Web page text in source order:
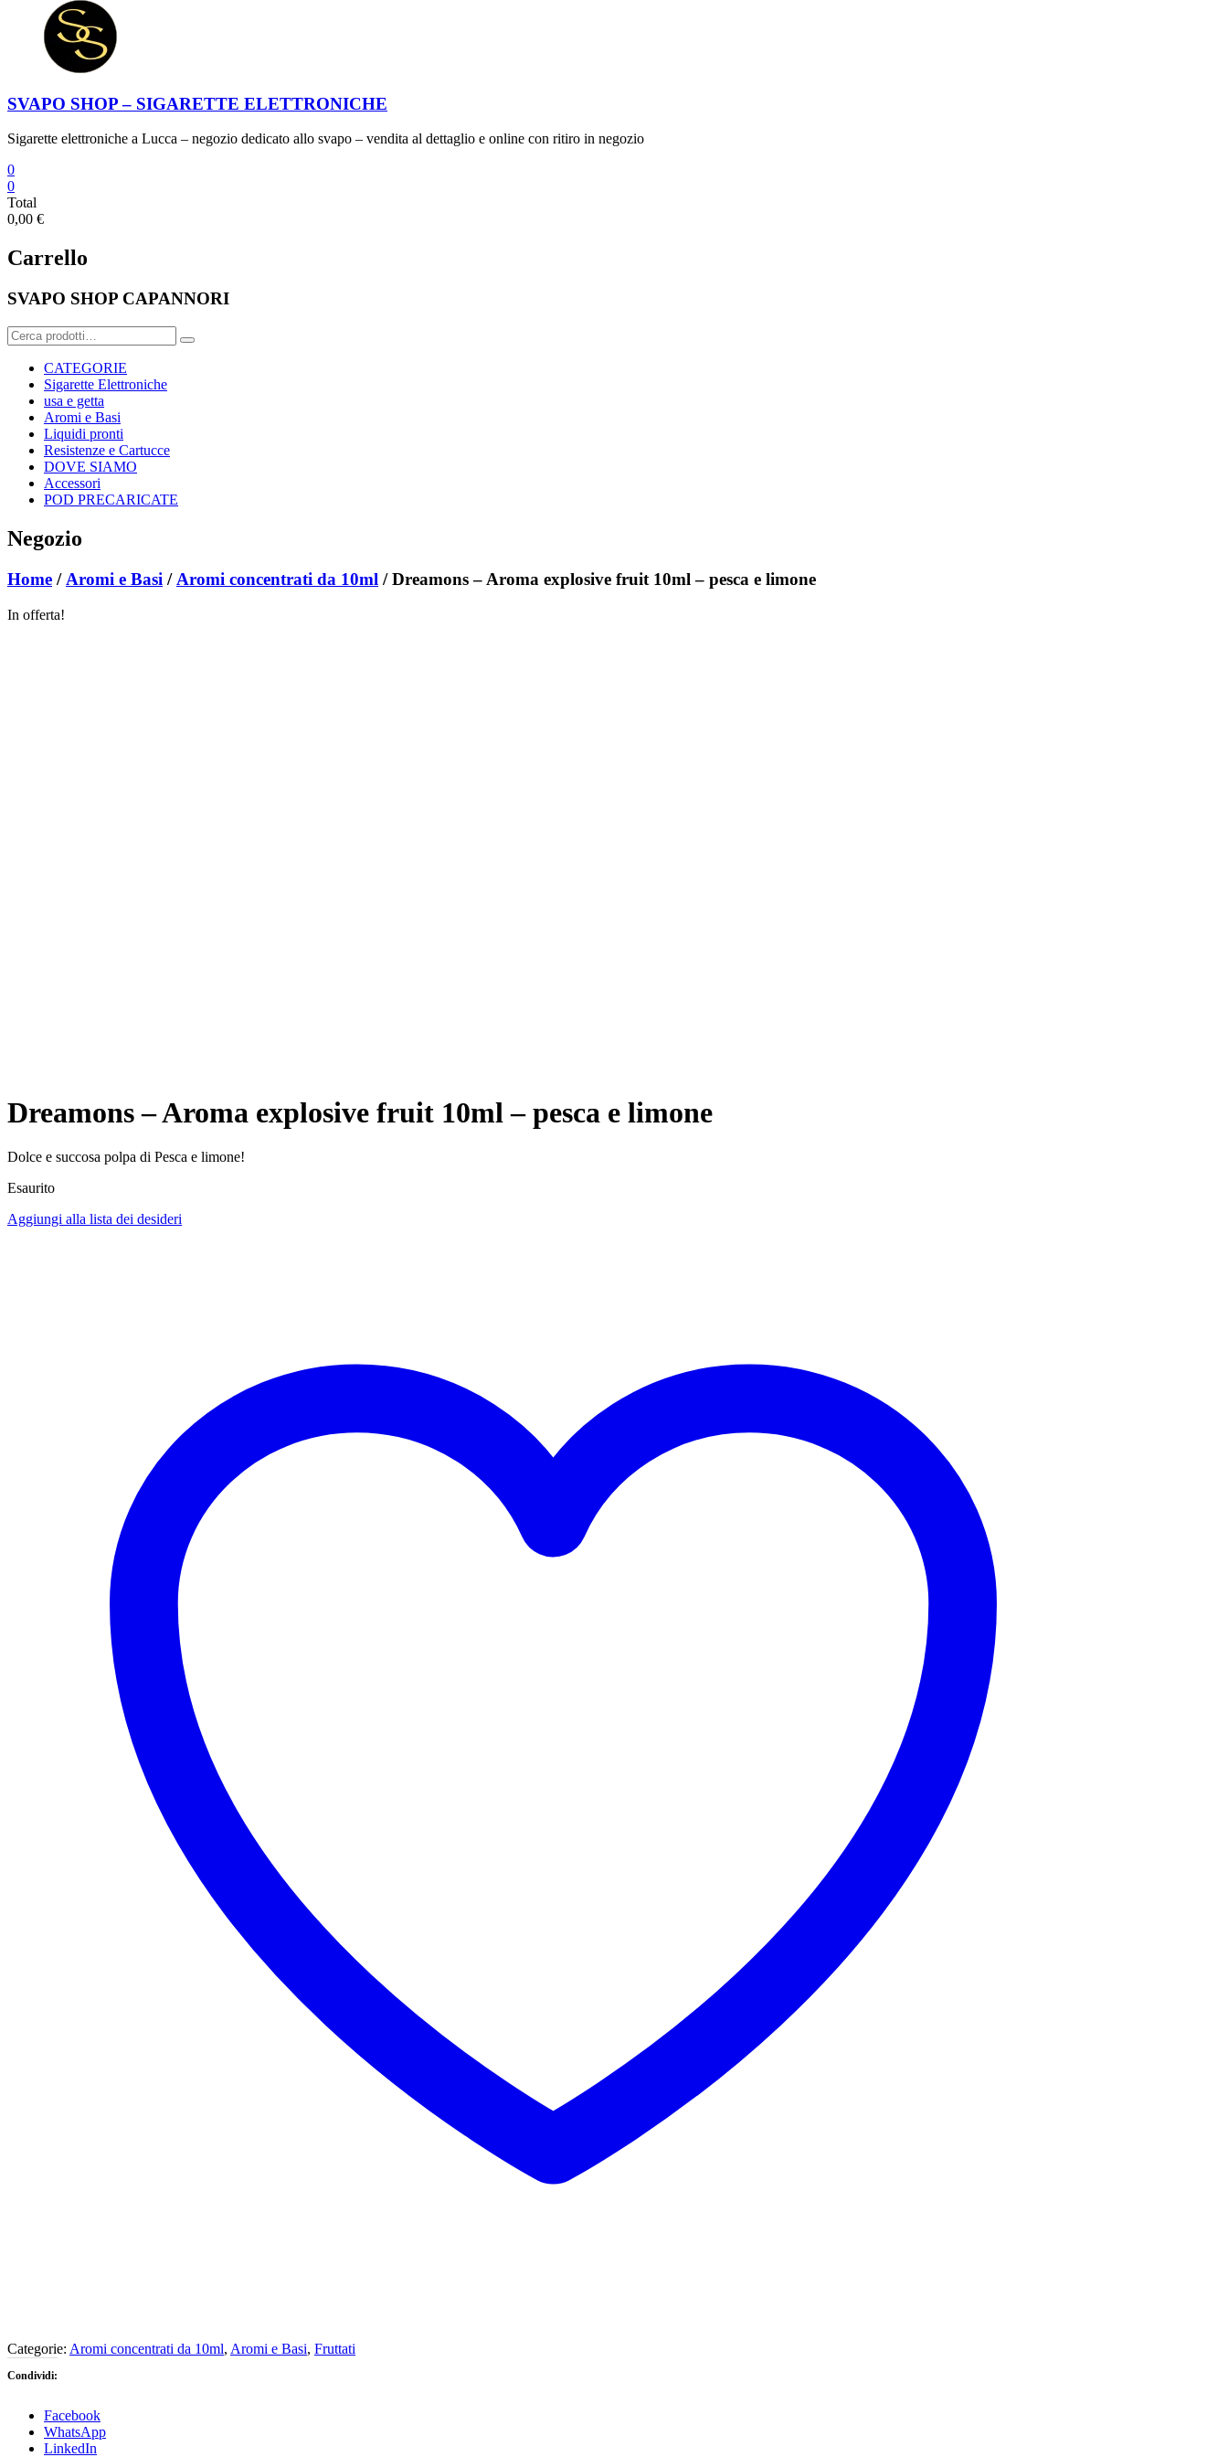
SVAPO SHOP – SIGARETTE ELETTRONICHE
Sigarette elettroniche a Lucca – negozio dedicato allo svapo – vendita al dettaglio e online con ritiro in negozio
0
0
Total
0,00 €
Carrello
SVAPO SHOP CAPANNORI
Cerca:
CATEGORIE
Sigarette Elettroniche
usa e getta
Aromi e Basi
Liquidi pronti
Resistenze e Cartucce
DOVE SIAMO
Accessori
POD PRECARICATE
Negozio
Home / Aromi e Basi / Aromi concentrati da 10ml / Dreamons – Aroma explosive fruit 10ml – pesca e limone
In offerta!
Dreamons – Aroma explosive fruit 10ml – pesca e limone
Dolce e succosa polpa di Pesca e limone!
Esaurito
Aggiungi alla lista dei desideri
Categorie: Aromi concentrati da 10ml, Aromi e Basi, Fruttati
Condividi:
Facebook
WhatsApp
LinkedIn